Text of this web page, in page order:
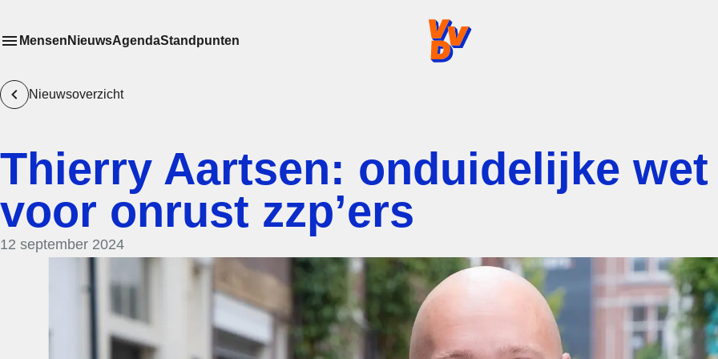
VVD.nl - Ga naar de homepage
Toon het submenu van
Meer menu items
Mensen NieuwsAgendaStandpunten
Nieuwsoverzicht
Thierry Aartsen: onduidelijke
voor onrust zzp’ers
12 september 2024